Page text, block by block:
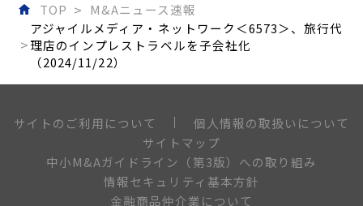
TOP
M&Aニュース速報
アジャイルメディア・ネットワーク＜6573＞、旅行代
理店のインプレストラベルを子会社化
（2024/11/22）
サイトのご利用について
個人情報の取扱いについて
サイトマップ
中小M&Aガイドライン（第3版）への取り組み
情報セキュリティ基本方針
金融商品仲介業について